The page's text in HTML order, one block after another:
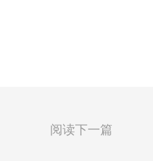
阅读下一篇